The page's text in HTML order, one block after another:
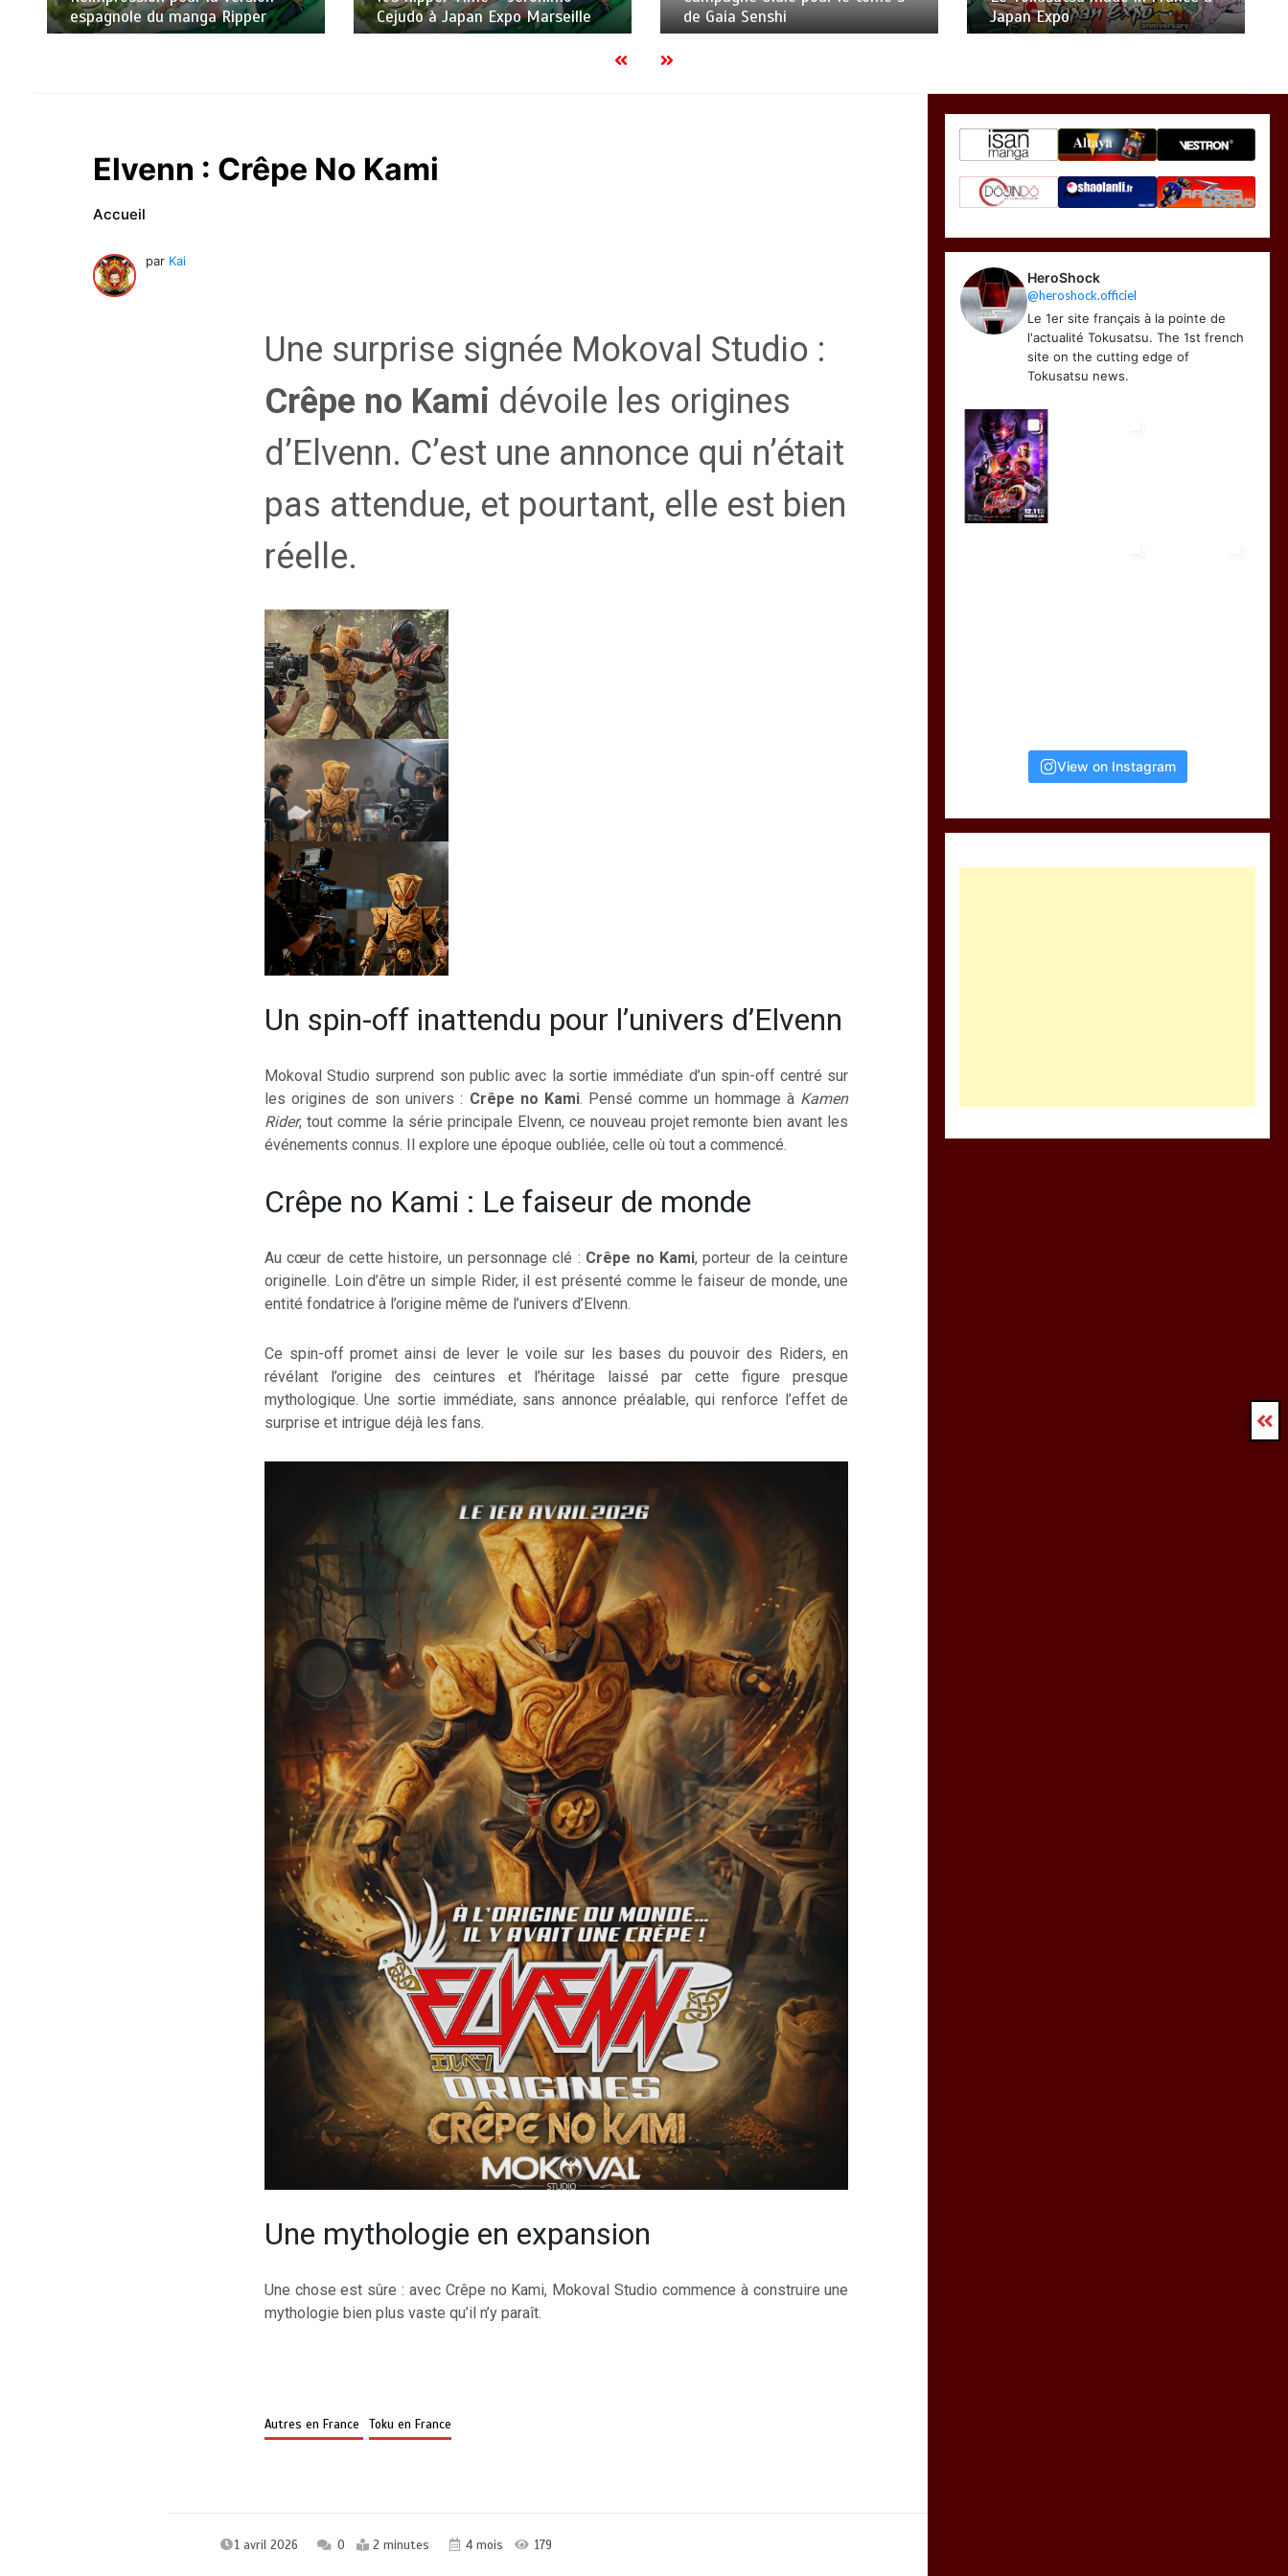
Cejudo à Japan Expo Marseille
de Gaia Senshi
Japan Expo
date de sortie
Elvenn : Crêpe No Kami
Accueil
par Kai
Une surprise signée Mokoval Studio :
Crêpe no Kami dévoile les origines
d’Elvenn. C’est une annonce qui n’était
pas attendue, et pourtant, elle est bien
réelle.
Un spin-off inattendu pour l’univers d’Elvenn
Mokoval Studio surprend son public avec la sortie immédiate d’un spin-off centré sur
les origines de son univers : Crêpe no Kami. Pensé comme un hommage à Kamen
Rider, tout comme la série principale Elvenn, ce nouveau projet remonte bien avant les
événements connus. Il explore une époque oubliée, celle où tout a commencé.
Crêpe no Kami : Le faiseur de monde
Au cœur de cette histoire, un personnage clé : Crêpe no Kami, porteur de la ceinture
originelle. Loin d’être un simple Rider, il est présenté comme le faiseur de monde, une
entité fondatrice à l’origine même de l’univers d’Elvenn.
Ce spin-off promet ainsi de lever le voile sur les bases du pouvoir des Riders, en
révélant l’origine des ceintures et l’héritage laissé par cette figure presque
mythologique. Une sortie immédiate, sans annonce préalable, qui renforce l’effet de
surprise et intrigue déjà les fans.
Une mythologie en expansion
Une chose est sûre : avec Crêpe no Kami, Mokoval Studio commence à construire une
mythologie bien plus vaste qu’il n’y paraît.
Autres en France Toku en France
1 avril 2026 0 2 minutes 4 mois 179
HeroShock
@heroshock.officiel
Le 1er site français à la pointe de
l'actualité Tokusatsu. The 1st french
site on the cutting edge of
Tokusatsu news.
View on Instagram